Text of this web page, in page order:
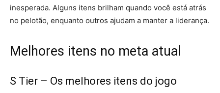
inesperada. Alguns itens brilham quando você está atrás
no pelotão, enquanto outros ajudam a manter a liderança.
Melhores itens no meta atual
S Tier – Os melhores itens do jogo